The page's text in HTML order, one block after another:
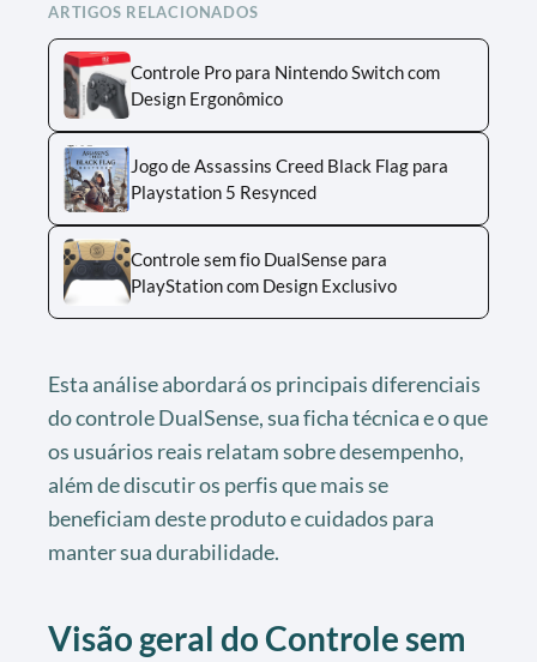
ARTIGOS RELACIONADOS
Controle Pro para Nintendo Switch com
Design Ergonômico
Jogo de Assassins Creed Black Flag para
Playstation 5 Resynced
Controle sem fio DualSense para
PlayStation com Design Exclusivo
Esta análise abordará os principais diferenciais
do controle DualSense, sua ficha técnica e o que
os usuários reais relatam sobre desempenho,
além de discutir os perfis que mais se
beneficiam deste produto e cuidados para
manter sua durabilidade.
Visão geral do Controle sem